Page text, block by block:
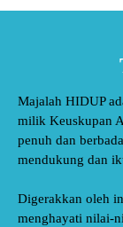
Majalah HIDUP
milik Keuskupan
penuh dan
mendukung dan
Digerakkan oleh
menghayati nilai-